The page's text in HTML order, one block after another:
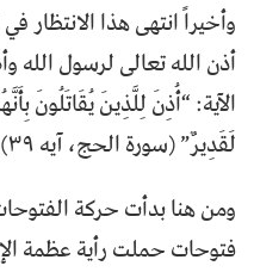
وأخيراً انتهى هذا الانتظار
أذن الله تعالى لرسول الله
الآية: “أُذِنَ لِلَّذِينَ يُقَاتَلُونَ
لَقَدِيرٌ” (سورة الحج، آیه ۳۹)
ومن هنا بدأت حركة
فتوحات حملت رأية عظمة